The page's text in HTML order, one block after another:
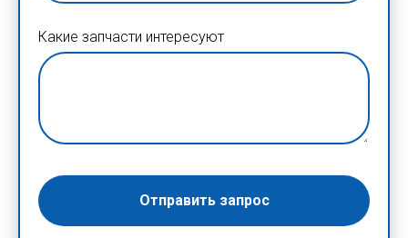
Какие запчасти интересуют
Отправить запрос